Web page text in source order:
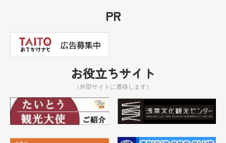
PR
お役立ちサイト
（外部サイトに遷移します）